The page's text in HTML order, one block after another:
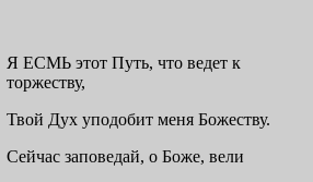
Я ЕСМЬ этот Путь, что ведет к
торжеству,
Твой Дух уподобит меня Божеству.
Сейчас заповедай, о Боже, вели